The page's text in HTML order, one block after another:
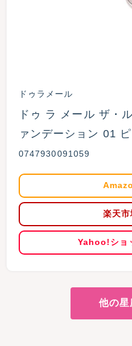
ドゥラメール
ドゥ ラ メール ザ・
0747930091059
楽天市
Yahoo!ショ
他の星